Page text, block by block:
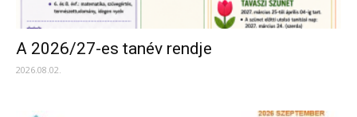
A 2026/27-es tanév rendje
2026.08.02.